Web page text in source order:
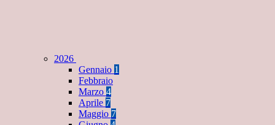
2026
Gennaio 1
Febbraio
Marzo 4
Aprile 7
Maggio 7